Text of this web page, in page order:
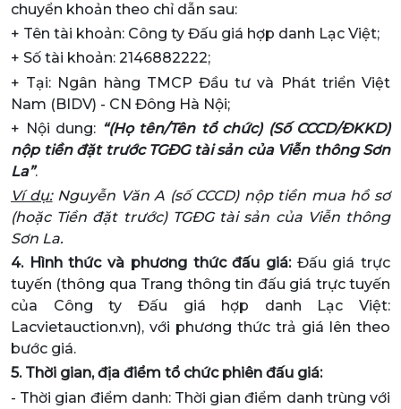
chuyển khoản theo chỉ dẫn sau:
+ Tên tài khoản: Công ty Đấu giá hợp danh Lạc Việt;
+ Số tài khoản: 2146882222;
+ Tại: Ngân hàng TMCP Đầu tư và Phát triển Việt
Nam (BIDV) - CN Đông Hà Nội;
+ Nội dung: “(Họ tên/Tên tổ chức) (Số CCCD/ĐKKD)
nộp tiền đặt trước TGĐG tài sản của Viễn thông Sơn
La”.
Ví dụ:Nguyễn Văn A (số CCCD) nộp tiền mua hồ sơ
(hoặc Tiền đặt trước) TGĐG tài sản của Viễn thông
Sơn La.
4. Hình thức và phương thức đấu giá: Đấu giá trực
tuyến (thông qua Trang thông tin đấu giá trực tuyến
của Công ty Đấu giá hợp danh Lạc Việt:
Lacvietauction.vn), với phương thức trả giá lên theo
bước giá.
5. Thời gian, địa điểm tổ chức phiên đấu giá:
- Thời gian điểm danh: Thời gian điểm danh trùng với